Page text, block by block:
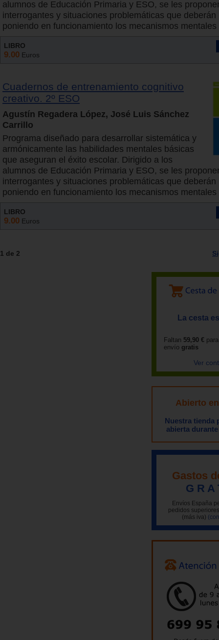
alumnos de Educación Primaria y ESO, se les
interrogantes y situaciones problemáticas que deberán
poniendo en funcionamiento los mecanismos
LIBRO
9.00 Euros
Cuadernos de entrenamiento cognitivo
creativo. 2º ESO
Agustín Regadera López, José Luis Sánchez
Carrillo
Programa diseñado para desarrollar sistemática y
armónicamente las habilidades mentales básicas
que aseguran el éxito escolar. Dirigido a los
alumnos de Educación Primaria y ESO, se les
interrogantes y situaciones problemáticas que deberán
poniendo en funcionamiento los mecanismos
LIBRO
9.00 Euros
1 de 2
La cesta
Faltan 59,90 €
envío gratis
Ver
Abierto
Nuestra tienda
abierta
Gastos
G R A
Envíos España
pedidos
(más iva)